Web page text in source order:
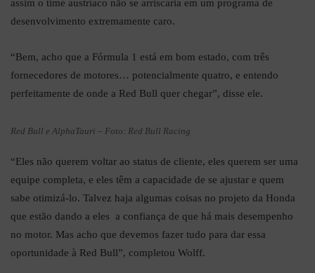
assim o time austríaco não se arriscaria em um programa de
desenvolvimento extremamente caro.
“Bem, acho que a Fórmula 1 está em bom estado, com três
fornecedores de motores… potencialmente quatro, e entendo
perfeitamente de onde a Red Bull quer chegar”, disse ele.
Red Bull e AlphaTauri – Foto: Red Bull Racing
“Eles não querem voltar ao status de cliente, eles querem ser uma
equipe completa, e eles têm a capacidade de se ajustar e quem
sabe otimizá-lo. Talvez haja algumas coisas no projeto da Honda
que estão dando a eles a confiança de que há mais desempenho
no motor. Mas acho que devemos fazer tudo para dar essa
oportunidade à Red Bull”, completou Wolff.